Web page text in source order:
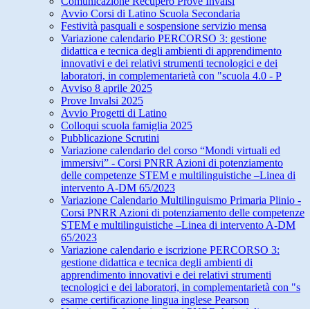
Avvio Corsi di Latino Scuola Secondaria
Festività pasquali e sospensione servizio mensa
Variazione calendario PERCORSO 3: gestione
didattica e tecnica degli ambienti di apprendimento
innovativi e dei relativi strumenti tecnologici e dei
laboratori, in complementarietà con "scuola 4.0 - P
Avviso 8 aprile 2025
Prove Invalsi 2025
Avvio Progetti di Latino
Colloqui scuola famiglia 2025
Pubblicazione Scrutini
Variazione calendario del corso “Mondi virtuali ed
immersivi” - Corsi PNRR Azioni di potenziamento
delle competenze STEM e multilinguistiche –Linea di
intervento A-DM 65/2023
Variazione Calendario Multilinguismo Primaria Plinio -
Corsi PNRR Azioni di potenziamento delle competenze
STEM e multilinguistiche –Linea di intervento A-DM
65/2023
Variazione calendario e iscrizione PERCORSO 3:
gestione didattica e tecnica degli ambienti di
apprendimento innovativi e dei relativi strumenti
tecnologici e dei laboratori, in complementarietà con "s
esame certificazione lingua inglese Pearson